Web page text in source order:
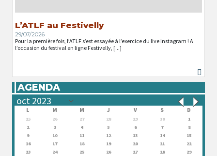
L’ATLF au Festivelly
29/07/2026
Pour la première fois, l’ATLF s’est essayée à l’exercice du live Instagram ! A
l’occasion du festival en ligne Festivelly, [...]
AGENDA
L M M J V S D
25 26 27 28 29 30
1
2
3 4 5 6 7
8
9
10 11 12 13 14
15
16
17 18 19 20 21
22
23
24 25 26 27 28
29